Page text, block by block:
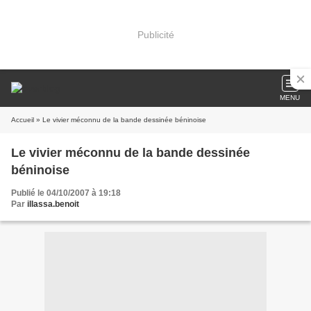
Publicité
MENU
Accueil » Le vivier méconnu de la bande dessinée béninoise
Le vivier méconnu de la bande dessinée
béninoise
Publié le 04/10/2007 à 19:18
Par illassa.benoit